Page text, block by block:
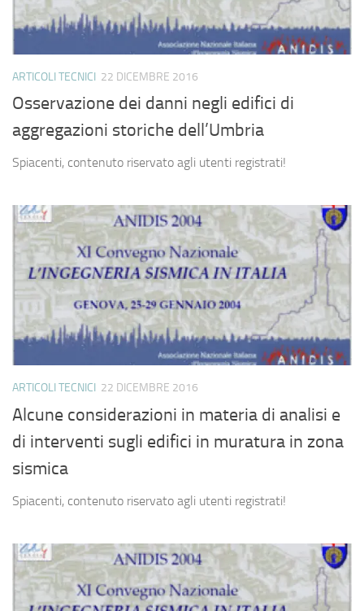
ARTICOLI TECNICI 22 DICEMBRE 2016
Osservazione dei danni negli edifici di
aggregazioni storiche dell’Umbria
Spiacenti, contenuto riservato agli utenti registrati!
ARTICOLI TECNICI 22 DICEMBRE 2016
Alcune considerazioni in materia di analisi e
di interventi sugli edifici in muratura in zona
sismica
Spiacenti, contenuto riservato agli utenti registrati!